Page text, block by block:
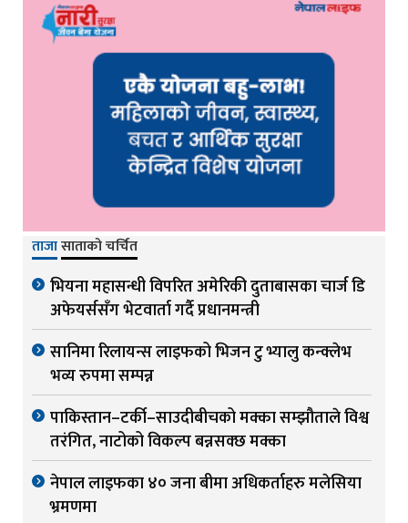
ताजासाताको चर्चित
भियना महासन्धी विपरित अमेरिकी दुताबासका चार्ज डि
अफेयर्ससँग भेटवार्ता गर्दै प्रधानमन्त्री
सानिमा रिलायन्स लाइफको भिजन टु भ्यालु कन्क्लेभ
भव्य रुपमा सम्पन्न
पाकिस्तान–टर्की–साउदीबीचको मक्का सम्झौताले विश्व
तरंगित, नाटोको विकल्प बन्नसक्छ मक्का
नेपाल लाइफका ४० जना बीमा अधिकर्ताहरु मलेसिया
भ्रमणमा